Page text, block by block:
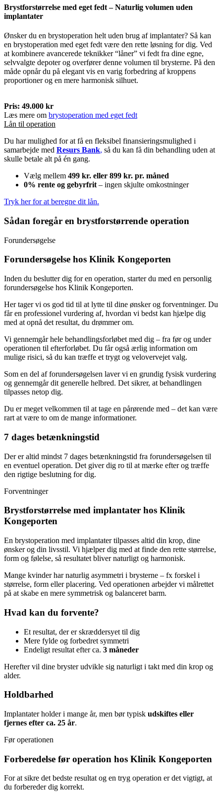
Brystforstørrelse med eget fedt – Naturlig volumen uden
implantater
Ønsker du en brystoperation helt uden brug af implantater? Så kan
en brystoperation med eget fedt være den rette løsning for dig. Ved
at kombinere avancerede teknikker “låner” vi fedt fra dine egne,
selvvalgte depoter og overfører denne volumen til brysterne. På den
måde opnår du på elegant vis en varig forbedring af kroppens
proportioner og en mere harmonisk silhuet.
Pris: 49.000 kr
Læs mere om brystoperation med eget fedt
Lån til operation
Du har mulighed for at få en fleksibel finansieringsmulighed i
samarbejde med Resurs Bank, så du kan få din behandling uden at
skulle betale alt på én gang.
Vælg mellem 499 kr. eller 899 kr. pr. måned
0% rente og gebyrfrit – ingen skjulte omkostninger
Tryk her for at beregne dit lån.
Sådan foregår en brystforstørrende operation
Forundersøgelse
Forundersøgelse hos Klinik Kongeporten
Inden du beslutter dig for en operation, starter du med en personlig
forundersøgelse hos Klinik Kongeporten.
Her tager vi os god tid til at lytte til dine ønsker og forventninger. Du
får en professionel vurdering af, hvordan vi bedst kan hjælpe dig
med at opnå det resultat, du drømmer om.
Vi gennemgår hele behandlingsforløbet med dig – fra før og under
operationen til efterforløbet. Du får også ærlig information om
mulige risici, så du kan træffe et trygt og velovervejet valg.
Som en del af forundersøgelsen laver vi en grundig fysisk vurdering
og gennemgår dit generelle helbred. Det sikrer, at behandlingen
tilpasses netop dig.
Du er meget velkommen til at tage en pårørende med – det kan være
rart at være to om de mange informationer.
7 dages betænkningstid
Der er altid mindst 7 dages betænkningstid fra forundersøgelsen til
en eventuel operation. Det giver dig ro til at mærke efter og træffe
den rigtige beslutning for dig.
Forventninger
Brystforstørrelse med implantater hos Klinik
Kongeporten
En brystoperation med implantater tilpasses altid din krop, dine
ønsker og din livsstil. Vi hjælper dig med at finde den rette størrelse,
form og følelse, så resultatet bliver naturligt og harmonisk.
Mange kvinder har naturlig asymmetri i brysterne – fx forskel i
størrelse, form eller placering. Ved operationen arbejder vi målrettet
på at skabe en mere symmetrisk og balanceret barm.
Hvad kan du forvente?
Et resultat, der er skræddersyet til dig
Mere fylde og forbedret symmetri
Endeligt resultat efter ca. 3 måneder
Herefter vil dine bryster udvikle sig naturligt i takt med din krop og
alder.
Holdbarhed
Implantater holder i mange år, men bør typisk udskiftes eller
fjernes efter ca. 25 år.
Før operationen
Forberedelse før operation hos Klinik Kongeporten
For at sikre det bedste resultat og en tryg operation er det vigtigt, at
du forbereder dig korrekt.